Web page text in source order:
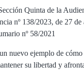
Quinta de la
nº 138/2023, de 27
nº 58/2021
nuevo ejemplo de
su libertad y